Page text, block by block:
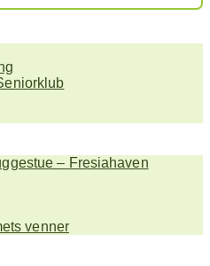
– Fresiahaven
venner